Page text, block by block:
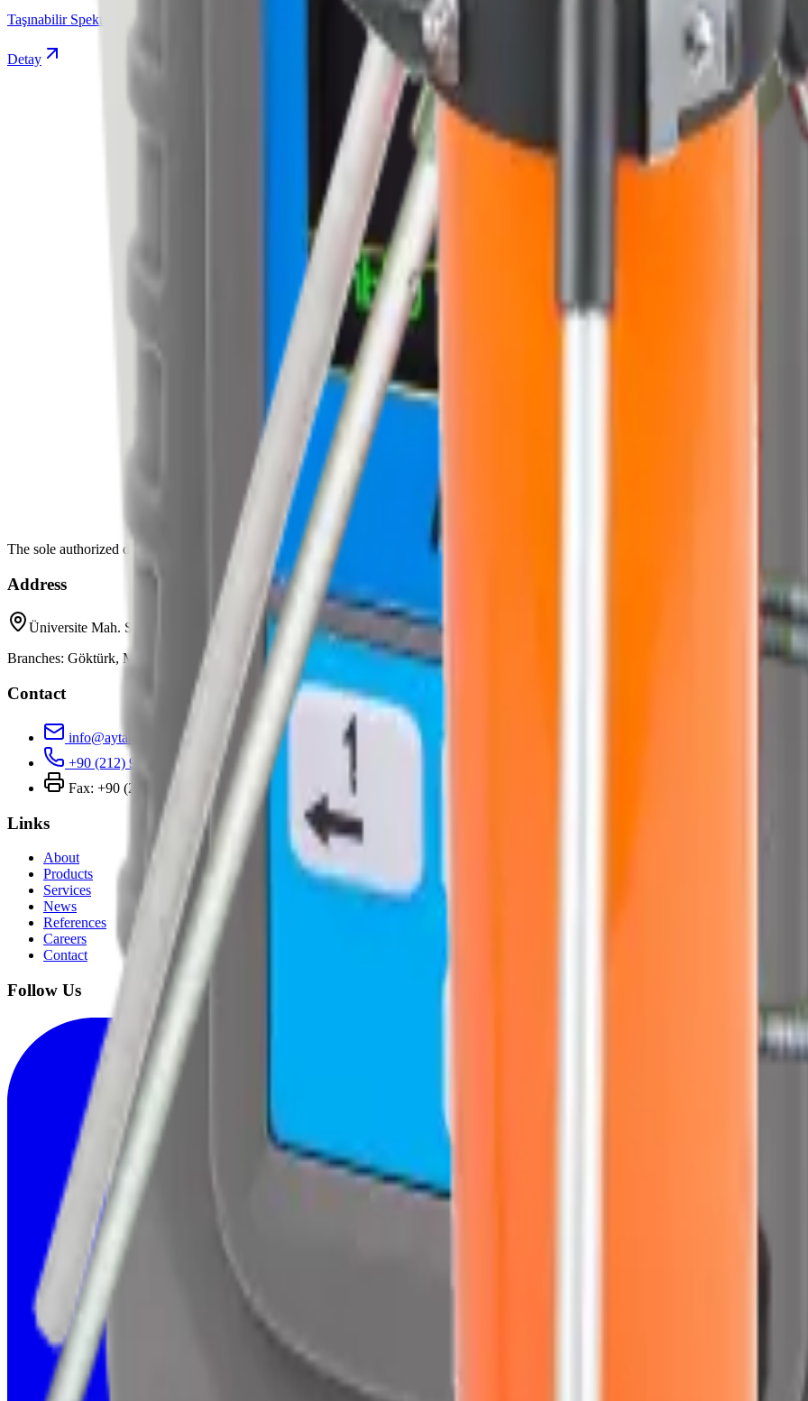
Taşınabilir Spektrometreler
Detay
The sole authorized distributor of Atomtex radiation measurement devices in Turkey.
Address
Üniversite Mah. Sarıgül Sok. No:37, Avcılar / Istanbul
Branches: Göktürk, Mimaroba / Istanbul
Contact
info@aytan.net
+90 (212) 909 5 298
Fax: +90 (212) 909 5 298
Links
About
Products
Services
News
References
Careers
Contact
Follow Us